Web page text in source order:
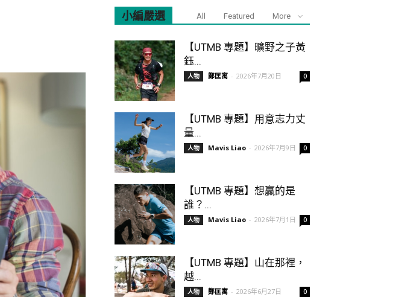
小編嚴選 All Featured More
【UTMB 專題】曠野之子黃
鈺...
人物 鄭匡寓 - 2026年7月20日 0
【UTMB 專題】用意志力丈
量...
人物 Mavis Liao - 2026年7月9日 0
【UTMB 專題】想贏的是
誰？...
人物 Mavis Liao - 2026年7月1日 0
【UTMB 專題】山在那裡，
越...
人物 鄭匡寓 - 2026年6月27日 0